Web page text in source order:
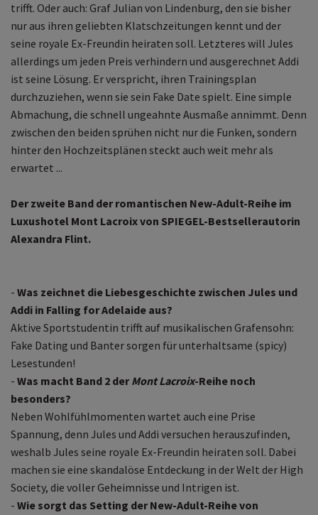
trifft. Oder auch: Graf Julian von Lindenburg, den sie bisher
nur aus ihren geliebten Klatschzeitungen kennt und der
seine royale Ex-Freundin heiraten soll. Letzteres will Jules
allerdings um jeden Preis verhindern und ausgerechnet Addi
ist seine Lösung. Er verspricht, ihren Trainingsplan
durchzuziehen, wenn sie sein Fake Date spielt. Eine simple
Abmachung, die schnell ungeahnte Ausmaße annimmt. Denn
zwischen den beiden sprühen nicht nur die Funken, sondern
hinter den Hochzeitsplänen steckt auch weit mehr als
erwartet ...
Der zweite Band der romantischen New-Adult-Reihe im
Luxushotel Mont Lacroix von SPIEGEL-Bestsellerautorin
Alexandra Flint.
- Was zeichnet die Liebesgeschichte zwischen Jules und
Addi in Falling for Adelaide aus?
Aktive Sportstudentin trifft auf musikalischen Grafensohn:
Fake Dating und Banter sorgen für unterhaltsame (spicy)
Lesestunden!
- Was macht Band 2 derMont Lacroix-Reihe noch
besonders?
Neben Wohlfühlmomenten wartet auch eine Prise
Spannung, denn Jules und Addi versuchen herauszufinden,
weshalb Jules seine royale Ex-Freundin heiraten soll. Dabei
machen sie eine skandalöse Entdeckung in der Welt der High
Society, die voller Geheimnisse und Intrigen ist.
- Wie sorgt das Setting der New-Adult-Reihe von